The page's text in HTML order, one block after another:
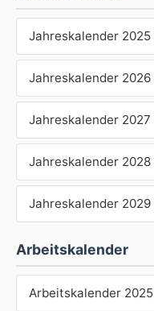
Jahreskalender 2025
Jahreskalender 2026
Jahreskalender 2027
Jahreskalender 2028
Jahreskalender 2029
Arbeitskalender
Arbeitskalender 2025